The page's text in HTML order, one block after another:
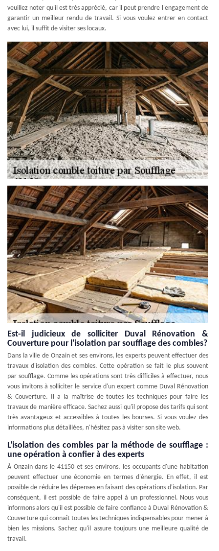
veuillez noter qu'il est très apprécié, car il peut prendre l'engagement de
garantir un meilleur rendu de travail. Si vous voulez entrer en contact
avec lui, il suffit de visiter ses locaux.
Est-il judicieux de solliciter Duval Rénovation &
Couverture pour l'isolation par soufflage des combles?
Dans la ville de Onzain et ses environs, les experts peuvent effectuer des
travaux d'isolation des combles. Cette opération se fait le plus souvent
par soufflage. Comme les opérations sont très difficiles à effectuer, nous
vous invitons à solliciter le service d'un expert comme Duval Rénovation
& Couverture. Il a la maîtrise de toutes les techniques pour faire les
travaux de manière efficace. Sachez aussi qu'il propose des tarifs qui sont
très avantageux et accessibles à toutes les bourses. Si vous voulez des
informations plus détaillées, n'hésitez pas à visiter son site web.
L'isolation des combles par la méthode de soufflage :
une opération à confier à des experts
À Onzain dans le 41150 et ses environs, les occupants d'une habitation
peuvent effectuer une économie en termes d'énergie. En effet, il est
possible de réduire les dépenses en faisant des opérations d'isolation. Par
conséquent, il est possible de faire appel à un professionnel. Nous vous
informons alors qu'il est possible de faire confiance à Duval Rénovation &
Couverture qui connaît toutes les techniques indispensables pour mener à
bien les missions. Sachez qu'il assure toujours une meilleure qualité de
travail.